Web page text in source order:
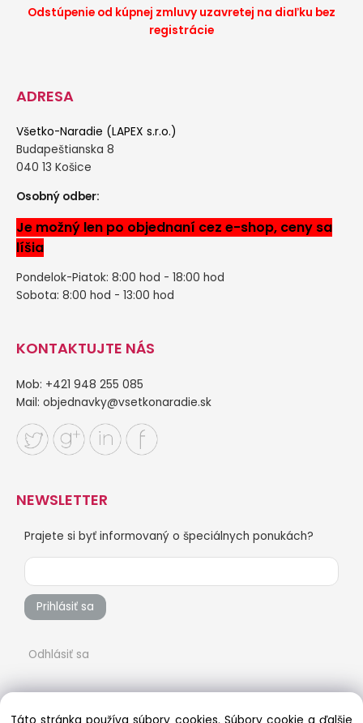
Odstúpenie od kúpnej zmluvy uzavretej na diaľku bez
registrácie
ADRESA
Všetko-Naradie (LAPEX s.r.o.)
Budapeštianska 8
040 13 Košice
Osobný odber:
Je možný len po objednaní cez e-shop, ceny sa
líšia
Pondelok-Piatok: 8:00 hod - 18:00 hod
Sobota: 8:00 hod - 13:00 hod
KONTAKTUJTE NÁS
Mob: +421 948 255 085
Mail: objednavky@vsetkonaradie.sk
NEWSLETTER
Prajete si byť informovaný o špeciálnych ponukách?
Prihlásiť sa
Odhlásiť sa